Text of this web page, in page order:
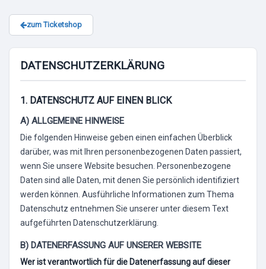
zum Ticketshop
DATENSCHUTZERKLÄRUNG
1. DATENSCHUTZ AUF EINEN BLICK
A) ALLGEMEINE HINWEISE
Die folgenden Hinweise geben einen einfachen Überblick
darüber, was mit Ihren personenbezogenen Daten passiert,
wenn Sie unsere Website besuchen. Personenbezogene
Daten sind alle Daten, mit denen Sie persönlich identifiziert
werden können. Ausführliche Informationen zum Thema
Datenschutz entnehmen Sie unserer unter diesem Text
aufgeführten Datenschutzerklärung.
B) DATENERFASSUNG AUF UNSERER WEBSITE
Wer ist verantwortlich für die Datenerfassung auf dieser